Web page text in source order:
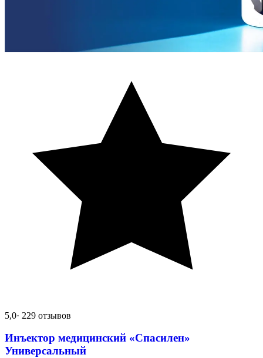
5,0· 229 отзывов
Инъектор медицинский «Спасилен»
Универсальный